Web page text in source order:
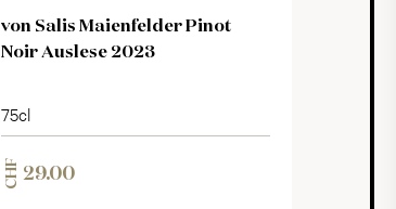
von Salis Maienfelder Pinot
Noir Auslese 2023
75cl
CHF 29.00